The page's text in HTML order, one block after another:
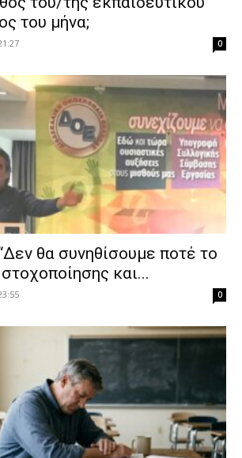
του μήνα;
0
θα συνηθίσουμε ποτέ το
και...
0